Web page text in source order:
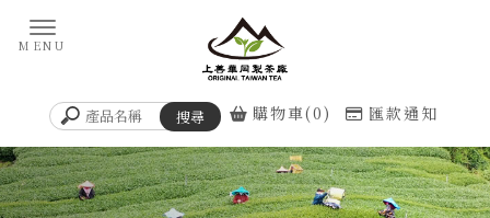
購物車(0) 匯款通知